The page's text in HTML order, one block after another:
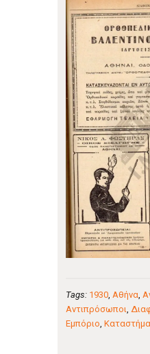
Tags: 1930, Αθήνα,
Αντιπρόσωποι,
Εμπόριο,